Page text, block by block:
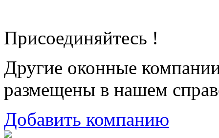
Присоединяйтесь !
Другие оконные
размещены в нашем
Добавить компанию